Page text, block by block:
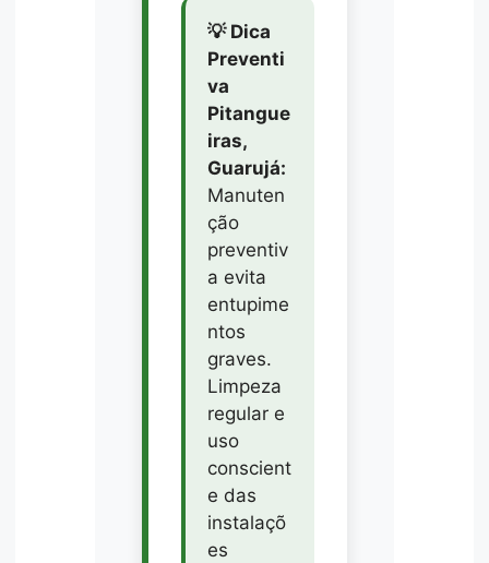
💡 Dica
Preventi
va
Pitangue
iras,
Guarujá:
Manuten
ção
preventiv
a evita
entupime
ntos
graves.
Limpeza
regular e
uso
conscient
e das
instalaçõ
es